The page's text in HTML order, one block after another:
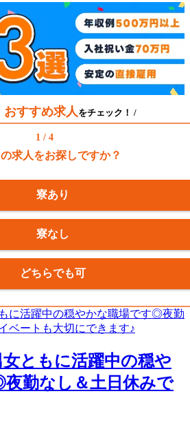
おすすめ求人 をチェック！ /
1 / 4
求人をお探しですか？
寮あり
寮なし
どちらでも可
ともに活躍中の穏や
勤なし＆土日休みで